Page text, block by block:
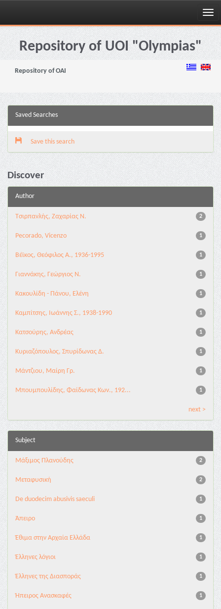
Skip
navigationRepository of UOI "Olympias"
Repository of OAI
Saved Searches
Save this search
Discover
Author
2
Τσιρπανλής, Ζαχαρίας Ν.
1
Pecorado, Vicenzo
1
Βέϊκος, Θεόφιλος Α., 1936-1995
1
Γιαννάκης, Γεώργιος Ν.
1
Κακουλίδη - Πάνου, Ελένη
1
Καμπίτσης, Ιωάννης Σ., 1938-1990
1
Κατσούρης, Ανδρέας
1
Κυριαζόπουλος, Σπυρίδωνας Δ.
1
Μάντζιου, Μαίρη Γρ.
1
Μπουμπουλίδης, Φαίδωνας Κων., 192...
next >
Subject
2
Μάξιμος Πλανούδης
2
Μεταφυσική
1
De duodecim abusivis saeculi
1
Άπειρο
1
Έθιμα στην Αρχαία Ελλάδα
1
Έλληνες λόγιοι
1
Έλληνες της Διασποράς
1
Ήπειρος Ανασκαφές